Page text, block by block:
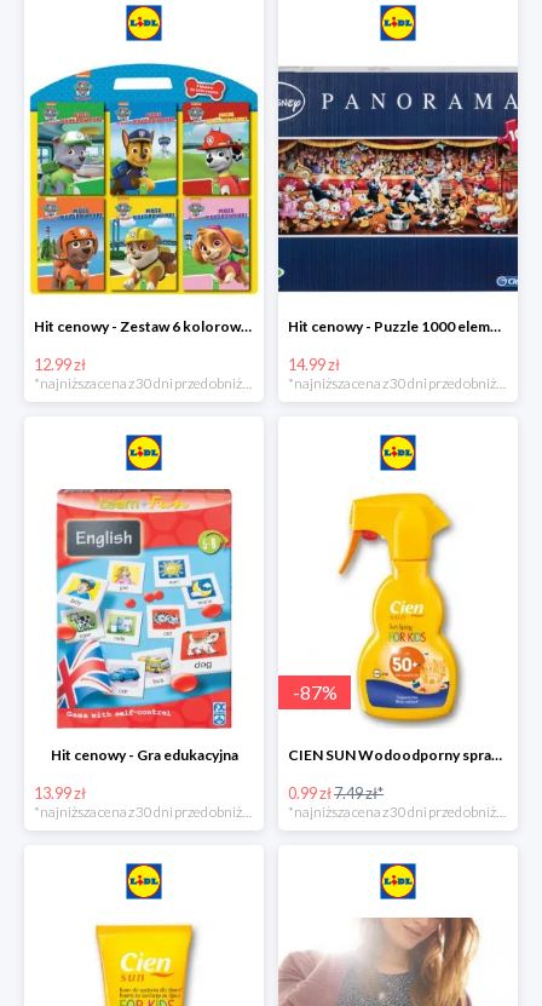
Hit cenowy - Zestaw 6 kolorowanek
12.99 zł
Hit cenowy - Puzzle 1000 elementów
14.99 zł
Hit cenowy - Gra edukacyjna
13.99 zł
*najniższa cena z 30 dni przed obniżką
-87%
CIEN SUN Wodoodporny spray do opalania dla dzieci z SPF50 -75%
0.99 zł7.49 zł*
*najniższa cena z 30 dni przed obniżką